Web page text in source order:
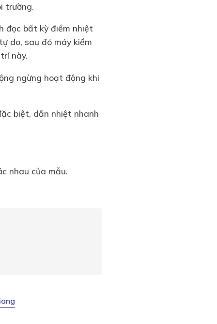
trường.
đọc bất kỳ điểm nhiệt
do, sau đó máy kiểm
này.
ngừng hoạt động khi
biệt, dẫn nhiệt nhanh
nhau của mẫu.